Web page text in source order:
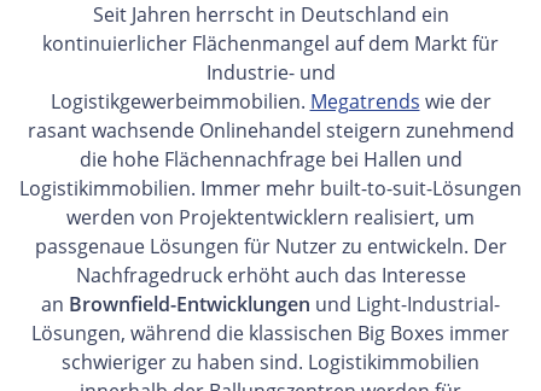
Seit Jahren herrscht in Deutschland ein
kontinuierlicher Flächenmangel auf dem Markt für
Industrie- und
Logistikgewerbeimmobilien. Megatrends wie der
rasant wachsende Onlinehandel steigern zunehmend
die hohe Flächennachfrage bei Hallen und
Logistikimmobilien. Immer mehr built-to-suit-Lösungen
werden von Projektentwicklern realisiert, um
passgenaue Lösungen für Nutzer zu entwickeln. Der
Nachfragedruck erhöht auch das Interesse
an Brownfield-Entwicklungen und Light-Industrial-
Lösungen, während die klassischen Big Boxes immer
schwieriger zu haben sind. Logistikimmobilien